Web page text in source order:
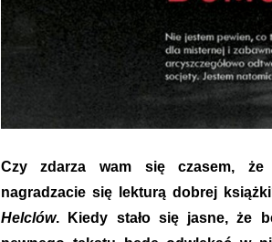
Czy zdarza wam się czasem, że
nagradzacie się lekturą dobrej
Helclów. Kiedy stało się jasne, że